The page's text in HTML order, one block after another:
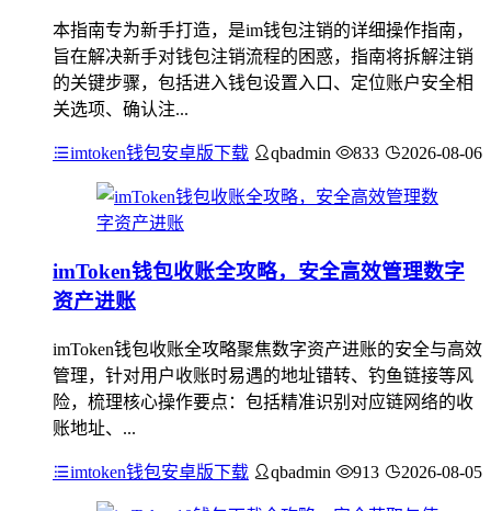
本指南专为新手打造，是im钱包注销的详细操作指南，
旨在解决新手对钱包注销流程的困惑，指南将拆解注销
的关键步骤，包括进入钱包设置入口、定位账户安全相
关选项、确认注...
imtoken钱包安卓版下载 qbadmin 833 2026-08-06
imToken钱包收账全攻略，安全高效管理数字
资产进账
imToken钱包收账全攻略聚焦数字资产进账的安全与高效
管理，针对用户收账时易遇的地址错转、钓鱼链接等风
险，梳理核心操作要点：包括精准识别对应链网络的收
账地址、...
imtoken钱包安卓版下载 qbadmin 913 2026-08-05